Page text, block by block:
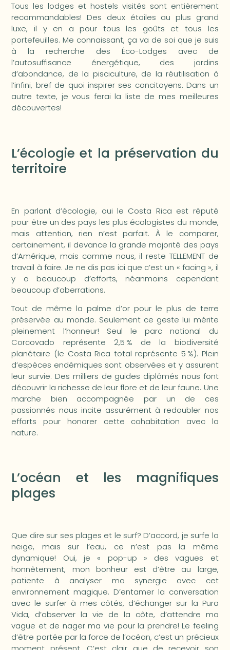
Tous les lodges et hostels visités sont entièrement
recommandables! Des deux étoiles au plus grand
luxe, il y en a pour tous les goûts et tous les
portefeuilles. Me connaissant, ça va de soi que je suis
à la recherche des Éco-Lodges avec de
l’autosuffisance énergétique, des jardins
d’abondance, de la pisciculture, de la réutilisation à
l’infini, bref de quoi inspirer ses concitoyens. Dans un
autre texte, je vous ferai la liste de mes meilleures
découvertes!
L’écologie et la préservation du
territoire
En parlant d’écologie, oui le Costa Rica est réputé
pour être un des pays les plus écologistes du monde,
mais attention, rien n’est parfait. À le comparer,
certainement, il devance la grande majorité des pays
d’Amérique, mais comme nous, il reste TELLEMENT de
travail à faire. Je ne dis pas ici que c’est un « facing », il
y a beaucoup d’efforts, néanmoins cependant
beaucoup d’aberrations.
Tout de même la palme d’or pour le plus de terre
préservée au monde. Seulement ce geste lui mérite
pleinement l’honneur! Seul le parc national du
Corcovado représente 2,5 % de la biodiversité
planétaire (le Costa Rica total représente 5 %). Plein
d’espèces endémiques sont observées et y assurent
leur survie. Des milliers de guides diplômés nous font
découvrir la richesse de leur flore et de leur faune. Une
marche bien accompagnée par un de ces
passionnés nous incite assurément à redoubler nos
efforts pour honorer cette cohabitation avec la
nature.
L’océan et les magnifiques
plages
Que dire sur ses plages et le surf? D’accord, je surfe la
neige, mais sur l’eau, ce n’est pas la même
dynamique! Oui, je « pop-up » des vagues et
honnêtement, mon bonheur est d’être au large,
patiente à analyser ma synergie avec cet
environnement magique. D’entamer la conversation
avec le surfer à mes côtés, d’échanger sur la Pura
Vida, d’observer la vie de la côte, d’attendre ma
vague et de nager ma vie pour la prendre! Le feeling
d’être portée par la force de l’océan, c’est un précieux